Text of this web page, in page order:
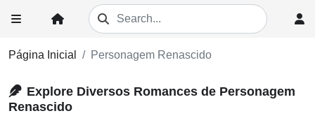
Página Inicial Personagem Renascido
Explore Diversos Romances de Personagem
Renascido